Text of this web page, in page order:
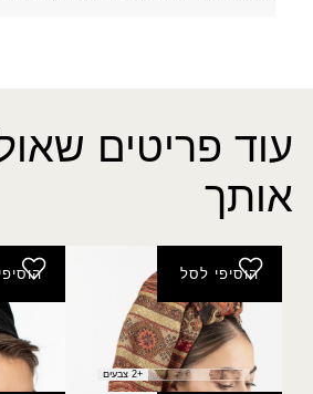
עוד פריטים שאולי
אותך
הוסיפי לסל
פשמינה פסים זהב
₪40.00
+2 צבעים